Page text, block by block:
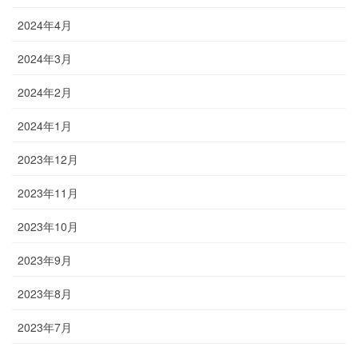
2024年4月
2024年3月
2024年2月
2024年1月
2023年12月
2023年11月
2023年10月
2023年9月
2023年8月
2023年7月